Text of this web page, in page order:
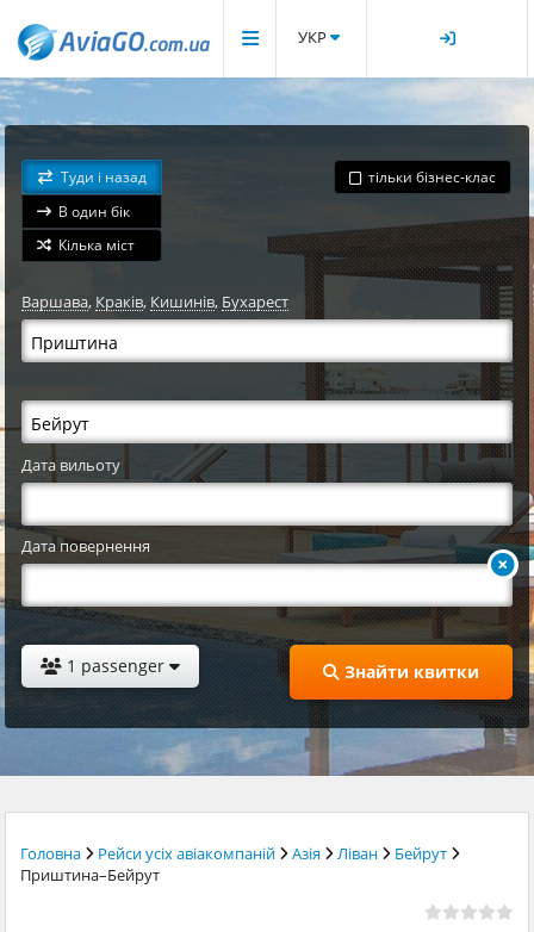
УКР
Туди і назад
В один бік
Кілька міст
тільки бізнес-клас
Варшава,Краків, Кишинів, Бухарест
Дата вильоту
Дата повернення
1 passenger Знайти квитки
Головна Рейси усіх авіакомпаній Азія Ліван
Бейрут
Приштина–Бейрут